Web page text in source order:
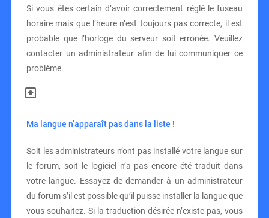
Si vous êtes certain d’avoir correctement réglé le fuseau
horaire mais que l’heure n’est toujours pas correcte, il est
probable que l’horloge du serveur soit erronée. Veuillez
contacter un administrateur afin de lui communiquer ce
problème.
Ma langue n’apparaît pas dans la liste !
Soit les administrateurs n’ont pas installé votre langue sur
le forum, soit le logiciel n’a pas encore été traduit dans
votre langue. Essayez de demander à un administrateur
du forum s’il est possible qu’il puisse installer la langue que
vous souhaitez. Si la traduction désirée n’existe pas, vous